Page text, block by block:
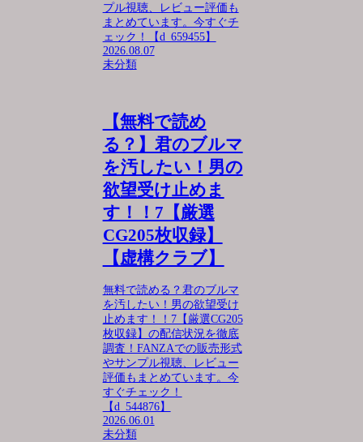
プル視聴、レビュー評価も
まとめています。今すぐチ
ェック！【d_659455】
2026.08.07
未分類
【無料で読め
る？】君のブルマ
を汚したい！男の
欲望受け止めま
す！！7【厳選
CG205枚収録】
【虚構クラブ】
無料で読める？君のブルマ
を汚したい！男の欲望受け
止めます！！7【厳選CG205
枚収録】の配信状況を徹底
調査！FANZAでの販売形式
やサンプル視聴、レビュー
評価もまとめています。今
すぐチェック！
【d_544876】
2026.06.01
未分類